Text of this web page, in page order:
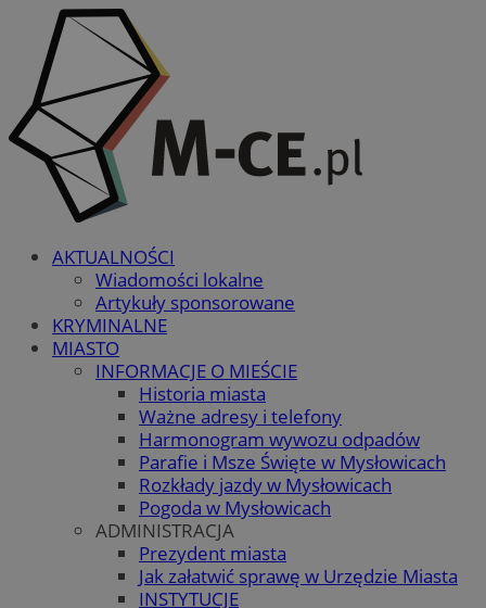
AKTUALNOŚCI
Wiadomości lokalne
Artykuły sponsorowane
KRYMINALNE
MIASTO
INFORMACJE O MIEŚCIE
Historia miasta
Ważne adresy i telefony
Harmonogram wywozu odpadów
Parafie i Msze Święte w Mysłowicach
Rozkłady jazdy w Mysłowicach
Pogoda w Mysłowicach
ADMINISTRACJA
Prezydent miasta
Jak załatwić sprawę w Urzędzie Miasta
INSTYTUCJE